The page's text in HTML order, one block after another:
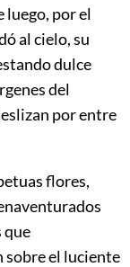
luego, por el
al cielo, su
dulce
del
por entre
flores,
que
sobre el luciente